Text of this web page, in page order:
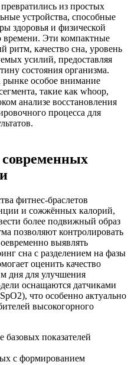
из простых
устройства, способные
здоровья и физической
времени. Эти компактные
ритм, качество сна, уровень
усилий, предоставляя
состояния организма.
рынке особое внимание
такие как whoop,
анализе восстановления
процесса для
фитнес-браслетов
и сожжённых калорий,
более подвижный образ
позволяют контролировать
выявлять
сна с разделением на фазы
оценить качество
дня для улучшения
оснащаются датчиками
что особенно актуально
высокогорного
показателей
с формированием